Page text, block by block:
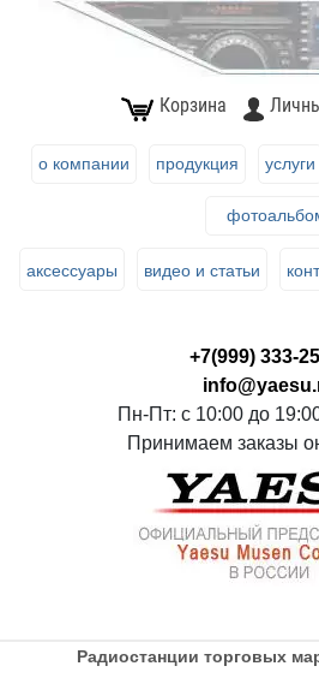
Корзина
о компании продукция услуги
аксессуары видео и статьи
+7(999) 333-
Пн-Пт: с 10:00 до
Принимаем заказы
Радиостанции торговых